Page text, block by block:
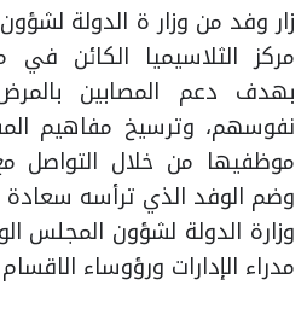
زار وفد من وزار ة الدولة
مركز الثلاسيميا الكائن
بهدف دعم المصابين
نفوسهم، وترسيخ مفاهيم
موظفيها من خلال التواصل
وضم الوفد الذي ترأسه
وزارة الدولة لشؤون المجلس
مدراء الإدارات ورؤوساء